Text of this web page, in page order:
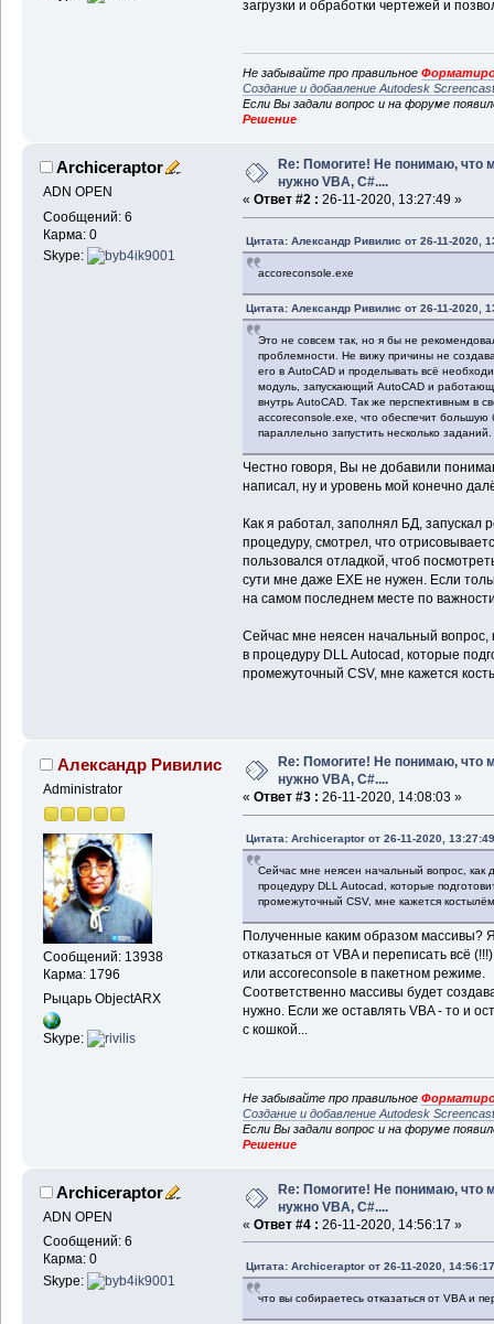
загрузки и обработки чертежей и
Не забывайте про правильное
Создание и добавление Autodesk
Если Вы задали вопрос и на форуме
Решение
Archiceraptor
ADN OPEN
Сообщений: 6
Карма: 0
Skype:
Re: Помогите! Не понимаю, что
нужно VBA, C#....
« Ответ #2 : 26-11-2020, 13:27:49 »
Цитата: Александр Ривилис от 26-11-2020,
accoreconsole.exe
Цитата: Александр Ривилис от 26-11-2020,
Это не совсем так, но я бы не
проблемности. Не вижу причины не
его в AutoCAD и проделывать всё
модуль, запускающий AutoCAD и
внутрь AutoCAD. Так же перспективным в
accoreconsole.exe, что обеспечит большую
параллельно запустить несколько заданий.
Честно говоря, Вы не добавили
написал, ну и уровень мой конечно
Как я работал, заполнял БД, запускал
процедуру, смотрел, что
пользовался отладкой, чтоб
сути мне даже EXE не нужен. Если
на самом последнем месте по
Сейчас мне неясен начальный вопрос,
в процедуру DLL Autocad, которые
промежуточный CSV, мне кажется
Александр Ривилис
Administrator
Сообщений: 13938
Карма: 1796
Рыцарь ObjectARX
Skype:
Re: Помогите! Не понимаю, что
нужно VBA, C#....
« Ответ #3 : 26-11-2020, 14:08:03 »
Цитата: Archiceraptor от 26-11-2020, 13:27:49
Сейчас мне неясен начальный вопрос, как
процедуру DLL Autocad, которые
промежуточный CSV, мне кажется
Полученные каким образом массивы?
отказаться от VBA и переписать всё
или accoreconsole в пакетном режиме.
Соответственно массивы будет
нужно. Если же оставлять VBA - то и
с кошкой...
Не забывайте про правильное
Создание и добавление Autodesk
Если Вы задали вопрос и на форуме
Решение
Archiceraptor
ADN OPEN
Сообщений: 6
Карма: 0
Skype:
Re: Помогите! Не понимаю, что
нужно VBA, C#....
« Ответ #4 : 26-11-2020, 14:56:17 »
Цитата: Archiceraptor от 26-11-2020, 14:56:17
что вы собираетесь отказаться от VBA и